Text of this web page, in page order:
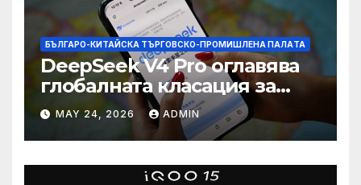
БЪЛГАРО-КИТАЙСКА ТЪРГОВСКО-ПРОМИШЛЕНА ПАЛAТА
DeepSeek V4 Pro оглавява
глобалната класация за
печалба след 75%
намаление на цената
MAY 24, 2026 ADMIN